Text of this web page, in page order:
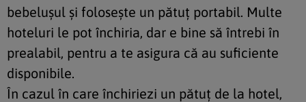
bebelușul și folosește un pătuț portabil. Multe
hoteluri le pot închiria, dar e bine să întrebi în
prealabil, pentru a te asigura că au suficiente
disponibile.
În cazul în care închiriezi un pătuț de la hotel,